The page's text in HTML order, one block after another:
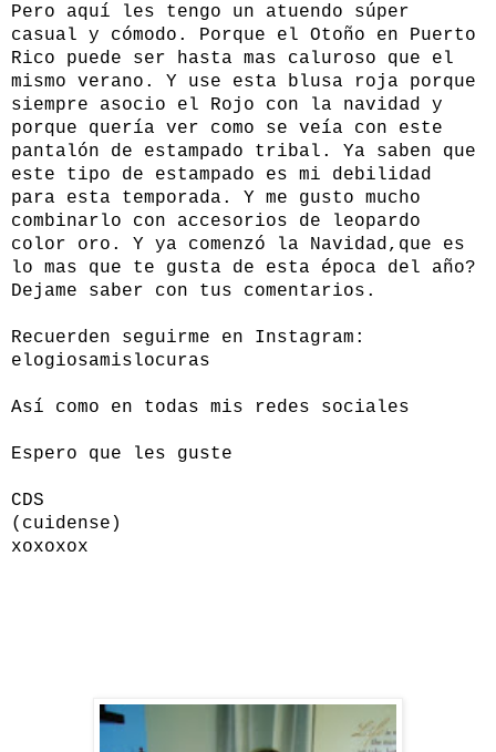
Pero aquí les tengo un atuendo súper
casual y cómodo. Porque el Otoño en Puerto
Rico puede ser hasta mas caluroso que el
mismo verano. Y use esta blusa roja porque
siempre asocio el Rojo con la navidad y
porque quería ver como se veía con este
pantalón de estampado tribal. Ya saben que
este tipo de estampado es mi debilidad
para esta temporada. Y me gusto mucho
combinarlo con accesorios de leopardo
color oro. Y ya comenzó la Navidad,que es
lo mas que te gusta de esta época del año?
Dejame saber con tus comentarios.
Recuerden seguirme en Instagram:
elogiosamislocuras
Así como en todas mis redes sociales
Espero que les guste
CDS
(cuidense)
xoxoxox